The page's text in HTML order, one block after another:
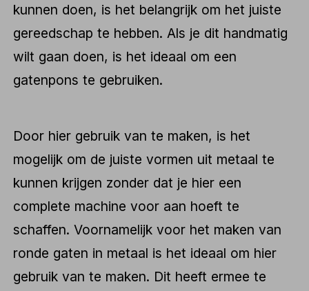
kunnen doen, is het belangrijk om het juiste
gereedschap te hebben. Als je dit handmatig
wilt gaan doen, is het ideaal om een
gatenpons te gebruiken.
Door hier gebruik van te maken, is het
mogelijk om de juiste vormen uit metaal te
kunnen krijgen zonder dat je hier een
complete machine voor aan hoeft te
schaffen. Voornamelijk voor het maken van
ronde gaten in metaal is het ideaal om hier
gebruik van te maken. Dit heeft ermee te